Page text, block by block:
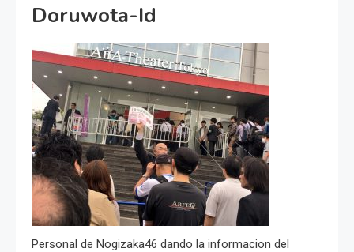
Doruwota-Id
Personal de Nogizaka46 dando la informacion del